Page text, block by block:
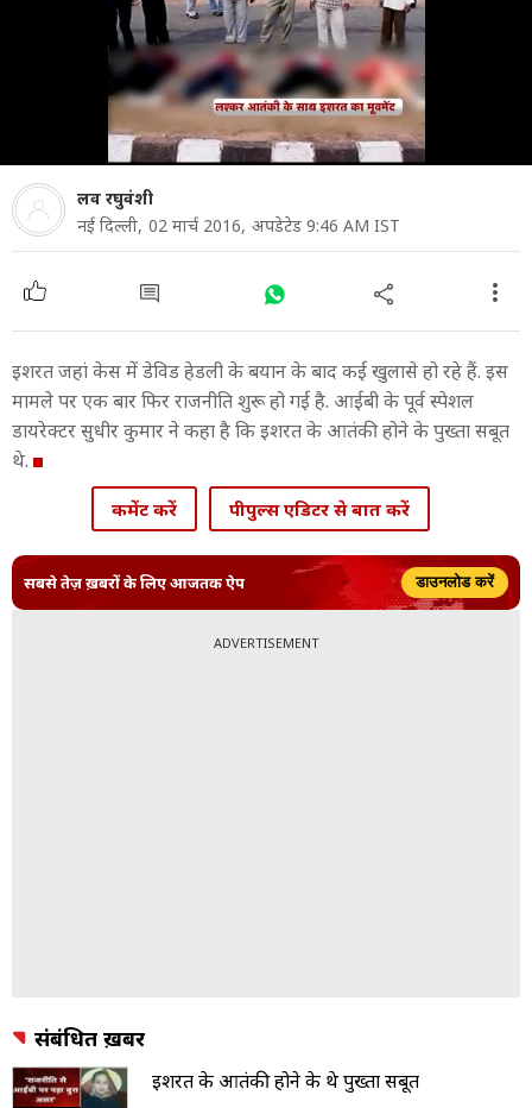
लव रघुवंशी
नई दिल्ली, 02 मार्च 2016, अपडेटेड 9:46 AM IST
इशरत जहां केस में डेविड हेडली के बयान के बाद कई खुलासे हो रहे हैं. इस
मामले पर एक बार फिर राजनीति शुरू हो गई है. आईबी के पूर्व स्पेशल
डायरेक्टर सुधीर कुमार ने कहा है कि इशरत के आतंकी होने के पुख्ता सबूत
थे.
कमेंट करें पीपुल्स एडिटर से बात करें
सबसे तेज़ ख़बरों के लिए आजतक ऐप डाउनलोड करें
ADVERTISEMENT
संबंधित ख़बरें
इशरत के आतंकी होने के थे पुख्ता सबूत